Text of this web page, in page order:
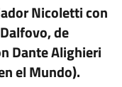
Nicoletti con
de
Dante Alighieri
el Mundo).